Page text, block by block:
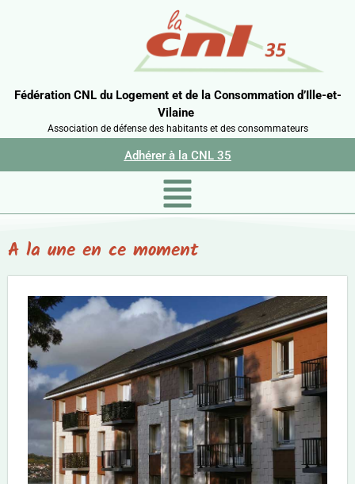
Fédération CNL du Logement et de la Consommation d’Ille-et-
Vilaine
Association de défense des habitants et des consommateurs
Adhérer à la CNL 35
A la une en ce moment